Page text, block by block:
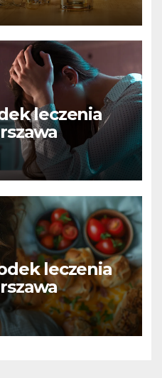
leczenia
leczenia